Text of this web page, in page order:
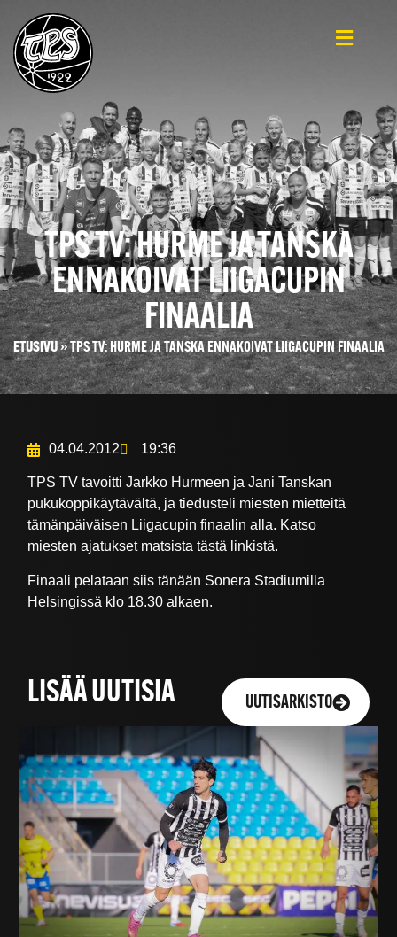
TPS TV: HURME JA TANSKA
ENNAKOIVAT LIIGACUPIN
FINAALIA
ETUSIVU»TPS TV: HURME JA TANSKA ENNAKOIVAT LIIGACUPIN FINAALIA
04.04.2012 19:36
TPS TV tavoitti Jarkko Hurmeen ja Jani Tanskan
pukukoppikäytävältä, ja tiedusteli miesten mietteitä
tämänpäiväisen Liigacupin finaalin alla. Katso
miesten ajatukset matsista tästä linkistä.
Finaali pelataan siis tänään Sonera Stadiumilla
Helsingissä klo 18.30 alkaen.
LISÄÄ UUTISIA UUTISARKISTO